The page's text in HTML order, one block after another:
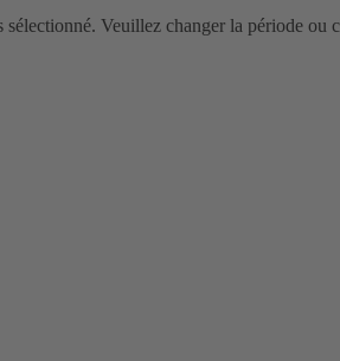
Veuillez changer la période ou